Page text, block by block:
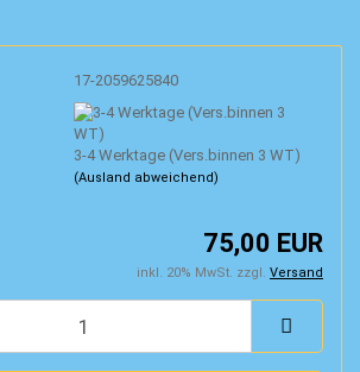
17-2059625840
3-4 Werktage (Vers.binnen 3 WT)
(Ausland abweichend)
75,00 EUR
inkl. 20% MwSt. zzgl. Versand